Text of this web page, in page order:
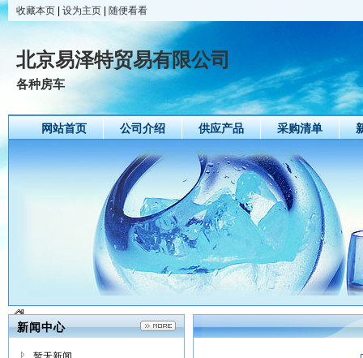
收藏本页 设为主页 随便看看
北京易泽特贸易有限公司
各种房车
网站首页 公司介绍 供应产品 采购清单
新闻中心